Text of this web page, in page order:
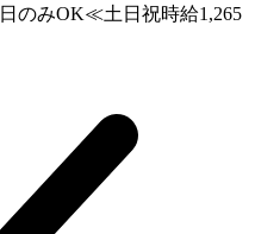
のみOK≪土日祝時給1,265